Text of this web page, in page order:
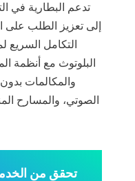
تدعم البطارية في
إلى تعزيز الطلب على
التكامل السريع
البلوتوث مع أنظمة
والمكالمات
الصوتي، والمسارح
تحقق من